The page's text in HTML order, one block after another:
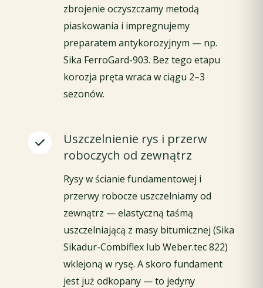
zbrojenie oczyszczamy metodą
piaskowania i impregnujemy
preparatem antykorozyjnym — np.
Sika FerroGard-903. Bez tego etapu
korozja pręta wraca w ciągu 2–3
sezonów.
Uszczelnienie rys i przerw
roboczych od zewnątrz
Rysy w ścianie fundamentowej i
przerwy robocze uszczelniamy od
zewnątrz — elastyczną taśmą
uszczelniającą z masy bitumicznej (Sika
Sikadur-Combiflex lub Weber.tec 822)
wklejoną w rysę. A skoro fundament
jest już odkopany — to jedyny